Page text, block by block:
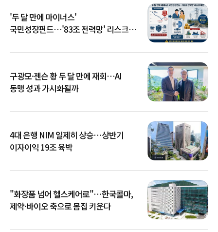
'두 달 만에 마이너스'
국민성장펀드…'83조 전력망' 리스크
구광모·젠슨 황 두 달 만에 재회…AI
동맹 성과 가시화될까
4대 은행 NIM 일제히 상승…상반기
이자이익 19조 육박
"화장품 넘어 헬스케어로"…한국콜마,
제약·바이오 축으로 몸집 키운다